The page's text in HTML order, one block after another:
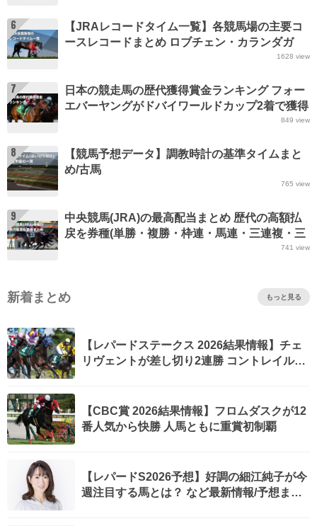
6
【JRAレコードタイム一覧】各競馬場の主要コ
ースレコードまとめ ロブチェン・カランダガ
ン・イクイノックス・ピューロマジックなど最
1628 view
7
日本の競走馬の歴代獲得賞金ランキング フォー
エバーヤングがドバイワールドカップ2着で獲得
849 view
8
【競馬予想データ】調教時計の基準タイムまと
め/古馬
765 view
9
中央競馬(JRA)の最高配当まとめ 歴代の高額払
戻を券種(単勝・複勝・枠連・馬連・三連複・三
741 view
新着まとめ もっと見る
【レパードステークス 2026結果情報】チェ
リヴェントが差し切り2連勝 コントレイル産
【CBC賞 2026結果情報】フロムダスクが12
番人気から快勝 人馬ともに重賞初制覇
【レパードS2026予想】好調の細江純子が今
週注目する馬とは？ など最新情報/予想まと